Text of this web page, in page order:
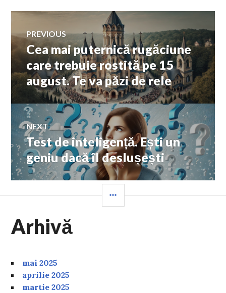
Navigare
în
articole
PREVIOUS
Previous
post:
Cea mai puternică rugăciune
care trebuie rostită pe 15
august. Te va păzi de rele
NEXT
Next
post:
Test de inteligență. Ești un
geniu dacă îl deslușești
Arhivă
mai 2025
aprilie 2025
martie 2025